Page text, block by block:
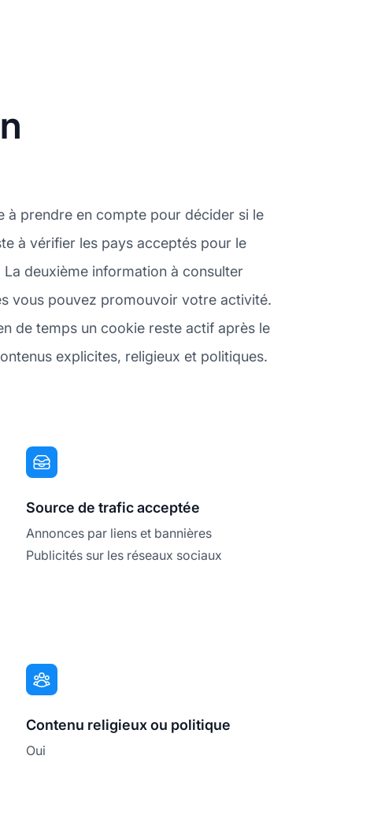
à prendre en compte pour décider si le
à vérifier les pays acceptés pour le
deuxième information à consulter
vous pouvez promouvoir votre activité.
de temps un cookie reste actif après le
explicites, religieux et politiques.
Source de trafic acceptée
Annonces par liens et bannières
Publicités sur les réseaux sociaux
Contenu religieux ou politique
Oui